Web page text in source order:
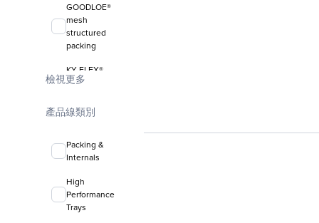
GOODLOE®
mesh
structured
packing
KY-FLEX®
liquid-liquid
media
random
packing
檢視更多
產品線類別
Packing &
Internals
High
Performance
Trays